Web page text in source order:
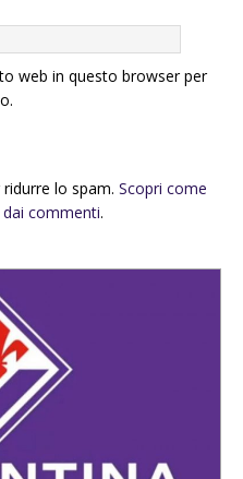
web in questo browser per
lo spam. Scopri come
commenti.